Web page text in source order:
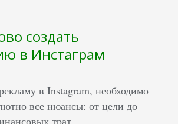
создать
в Инстаграм
в Instagram, необходимо
все нюансы: от цели до